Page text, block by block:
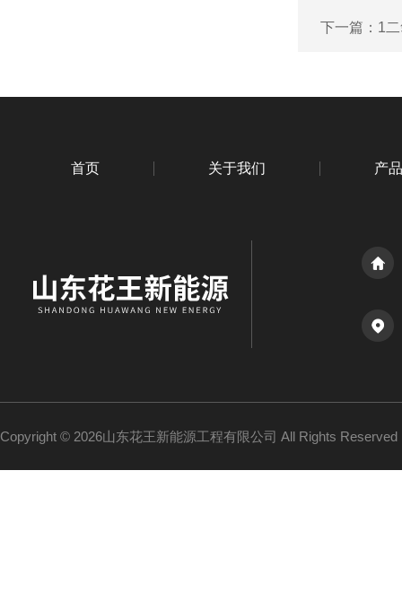
下一篇： 1
首页 关于我们 产
Copyright © 2026山东花王新能源工程有限公司 All Rights